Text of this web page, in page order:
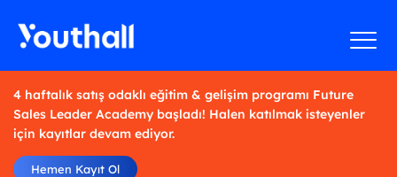
4 haftalık satış odaklı eğitim & gelişim programı Future
Sales Leader Academy başladı! Halen katılmak isteyenler
için kayıtlar devam ediyor.
Hemen Kayıt Ol